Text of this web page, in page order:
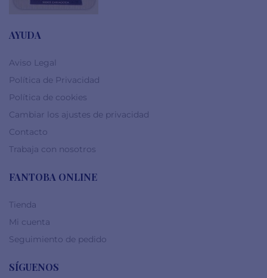
AYUDA
Aviso Legal
Política de Privacidad
Política de cookies
Cambiar los ajustes de privacidad
Contacto
Trabaja con nosotros
FANTOBA ONLINE
Tienda
Mi cuenta
Seguimiento de pedido
SÍGUENOS